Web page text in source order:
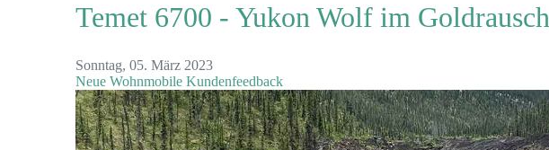
Temet 6700 - Yukon Wolf im Goldrausch
Sonntag, 05. März 2023
Neue Wohnmobile Kundenfeedback